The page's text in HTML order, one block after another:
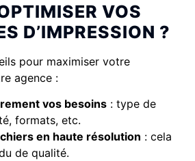
VOS
D’IMPRESSION ?
pour maximiser votre
agence :
vos besoins : type de
formats, etc.
en haute résolution : cela
de qualité.